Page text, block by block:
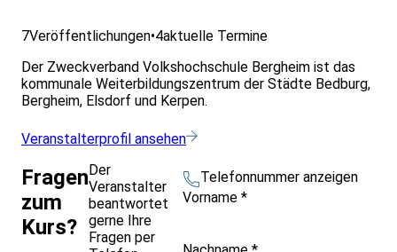
7Veröffentlichungen•4aktuelle Termine
Der Zweckverband Volkshochschule Bergheim ist das
kommunale Weiterbildungszentrum der Städte Bedburg,
Bergheim, Elsdorf und Kerpen.
Veranstalterprofil ansehen
Fragen
zum
Kurs?
Der
Veranstalter
beantwortet
gerne Ihre
Fragen per
Telefonnummer anzeigen
Vorname *